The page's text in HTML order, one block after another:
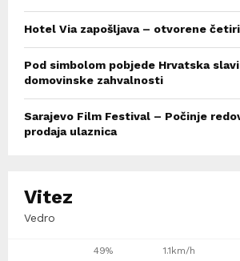
Hotel Via zapošljava – otvorene
Pod simbolom pobjede Hrvatska
domovinske zahvalnosti
Sarajevo Film Festival – Počinje
prodaja ulaznica
Vitez
Vedro
49% 1.1km/h